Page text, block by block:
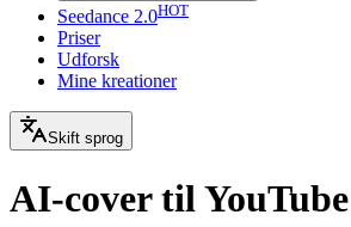
Seedance 2.0HOT
Priser
Udforsk
Mine kreationer
Skift sprog
AI-cover til YouTube